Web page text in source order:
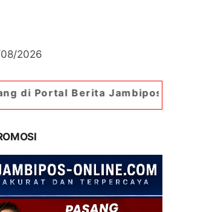
2026
Berita Jambipos Online. Portal Berita